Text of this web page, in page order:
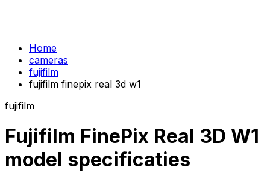
Home
cameras
fujifilm
fujifilm finepix real 3d w1
fujifilm
Fujifilm FinePix Real 3D W1
model specificaties